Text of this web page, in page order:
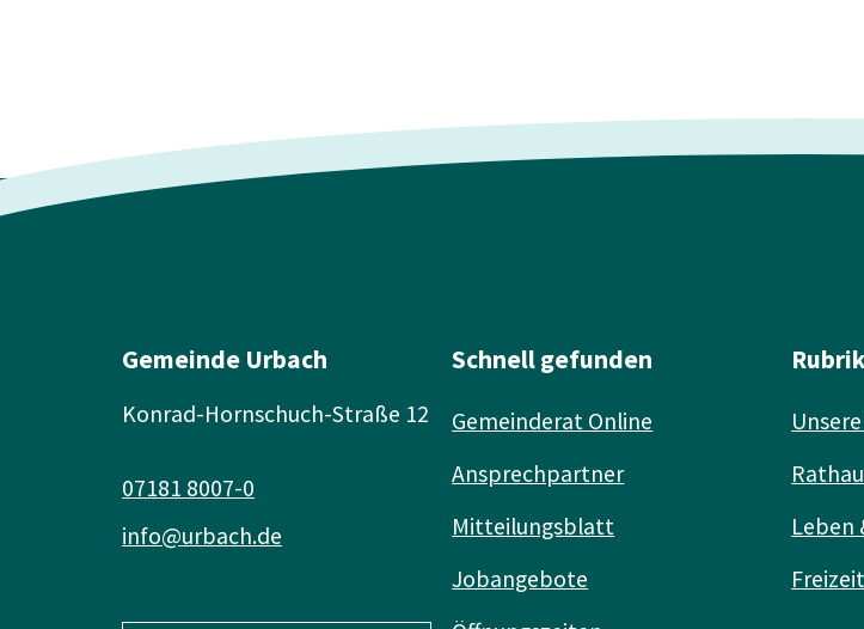
Gemeinde Urbach
Konrad-Hornschuch-Straße 12
info@urbach.de
07181 8007-0
Schnell gefunden
Gemeinderat Online
Ansprechpartner
Mitteilungsblatt
Jobangebote
Leben